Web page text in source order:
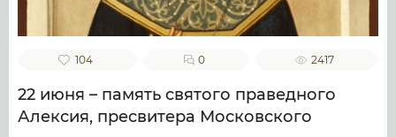
104 0 2417
22 июня – память святого праведного
Алексия, пресвитера Московского